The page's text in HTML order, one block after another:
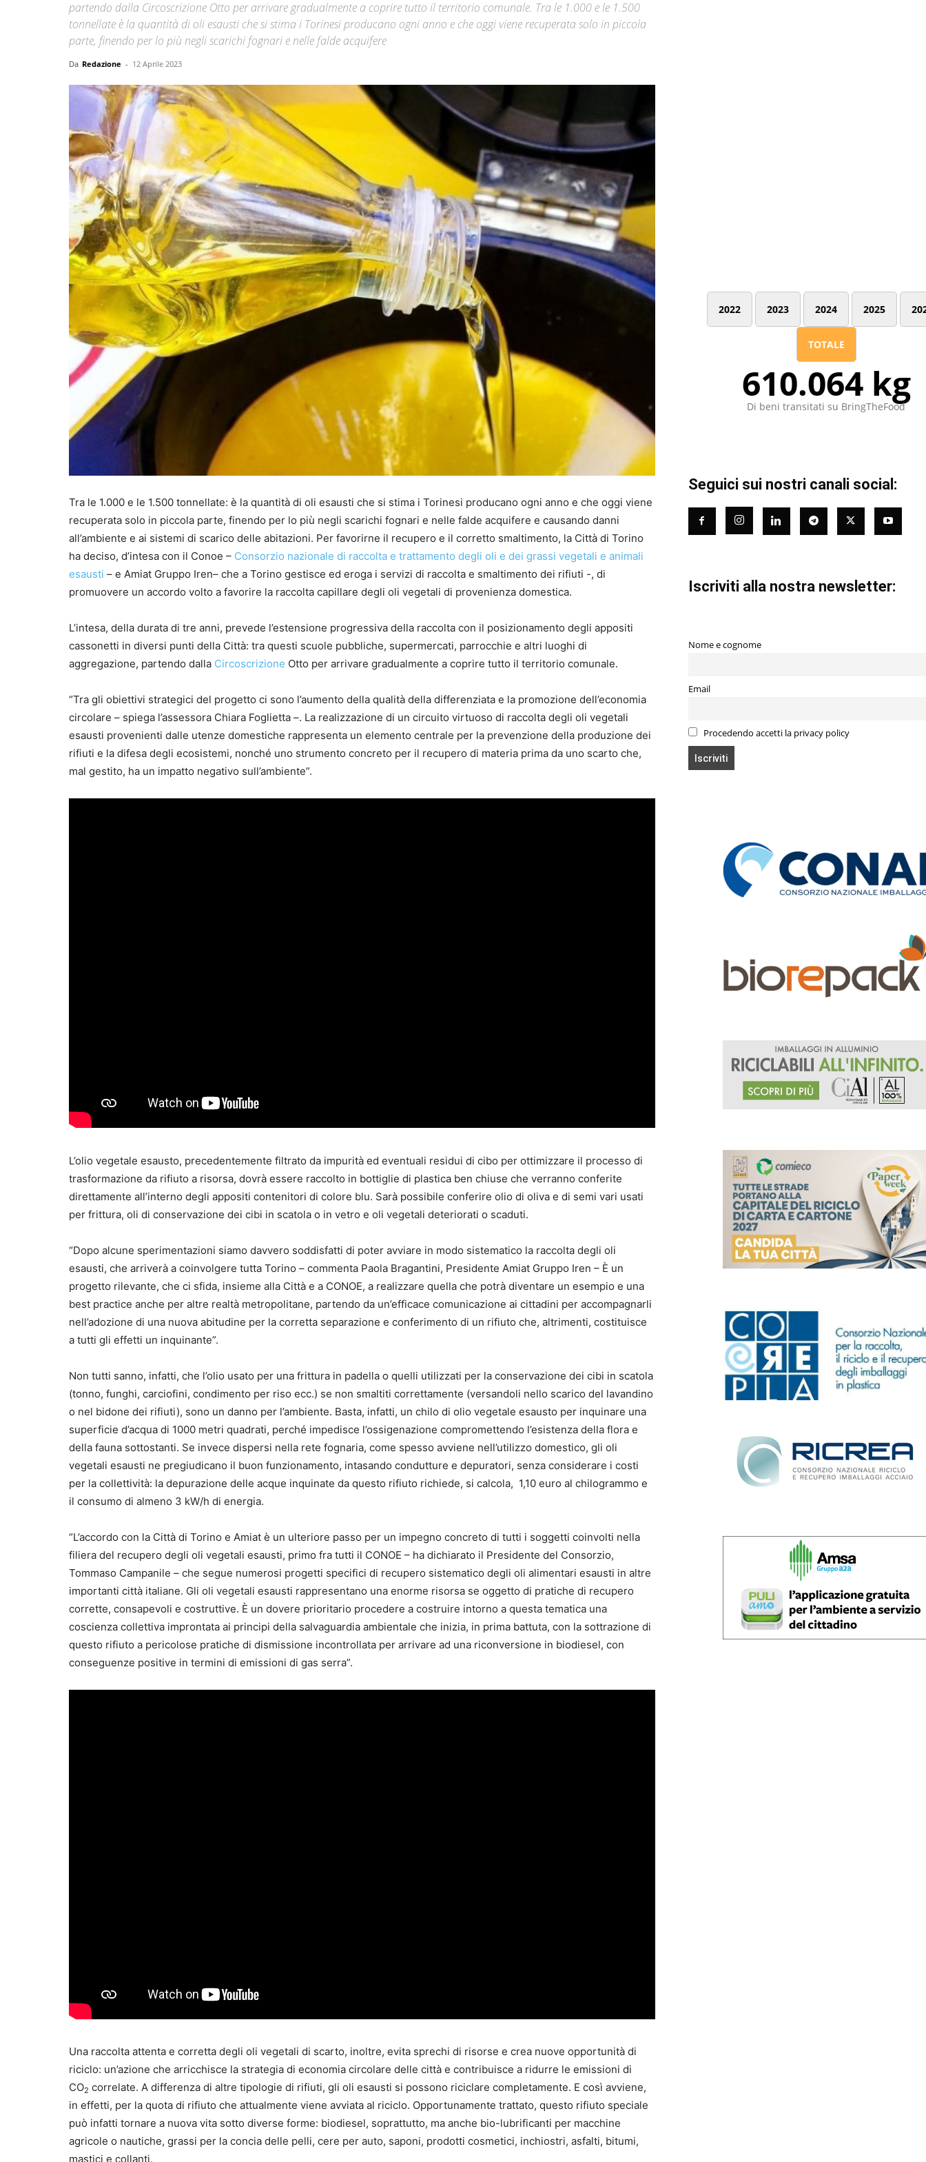
Città
partendo dalla Circoscrizione Otto per arrivare gradualmente a coprire tutto il territorio comunale. Tra le 1.000 e le 1.500
tonnellate è la quantità di oli esausti che si stima i Torinesi producano ogni anno e che oggi viene recuperata solo in piccola
parte, finendo per lo più negli scarichi fognari e nelle falde acquifere
Da Redazione - 12 Aprile 2023
Tra le 1.000 e le 1.500 tonnellate: è la quantità di oli esausti che si stima i Torinesi producano ogni anno e che oggi viene
recuperata solo in piccola parte, finendo per lo più negli scarichi fognari e nelle falde acquifere e causando danni
all’ambiente e ai sistemi di scarico delle abitazioni. Per favorirne il recupero e il corretto smaltimento, la Città di Torino
ha deciso, d’intesa con il Conoe – Consorzio nazionale di raccolta e trattamento degli oli e dei grassi vegetali e animali
esausti – e Amiat Gruppo Iren– che a Torino gestisce ed eroga i servizi di raccolta e smaltimento dei rifiuti -, di
promuovere un accordo volto a favorire la raccolta capillare degli oli vegetali di provenienza domestica.
L’intesa, della durata di tre anni, prevede l’estensione progressiva della raccolta con il posizionamento degli appositi
cassonetti in diversi punti della Città: tra questi scuole pubbliche, supermercati, parrocchie e altri luoghi di
aggregazione, partendo dalla Circoscrizione Otto per arrivare gradualmente a coprire tutto il territorio comunale.
“Tra gli obiettivi strategici del progetto ci sono l’aumento della qualità della differenziata e la promozione dell’economia
circolare – spiega l’assessora Chiara Foglietta –. La realizzazione di un circuito virtuoso di raccolta degli oli vegetali
esausti provenienti dalle utenze domestiche rappresenta un elemento centrale per la prevenzione della produzione dei
rifiuti e la difesa degli ecosistemi, nonché uno strumento concreto per il recupero di materia prima da uno scarto che,
mal gestito, ha un impatto negativo sull’ambiente”.
L’olio vegetale esausto, precedentemente filtrato da impurità ed eventuali residui di cibo per ottimizzare il processo di
trasformazione da rifiuto a risorsa, dovrà essere raccolto in bottiglie di plastica ben chiuse che verranno conferite
direttamente all’interno degli appositi contenitori di colore blu. Sarà possibile conferire olio di oliva e di semi vari usati
per frittura, oli di conservazione dei cibi in scatola o in vetro e oli vegetali deteriorati o scaduti.
“Dopo alcune sperimentazioni siamo davvero soddisfatti di poter avviare in modo sistematico la raccolta degli oli
esausti, che arriverà a coinvolgere tutta Torino – commenta Paola Bragantini, Presidente Amiat Gruppo Iren – È un
progetto rilevante, che ci sfida, insieme alla Città e a CONOE, a realizzare quella che potrà diventare un esempio e una
best practice anche per altre realtà metropolitane, partendo da un’efficace comunicazione ai cittadini per accompagnarli
nell’adozione di una nuova abitudine per la corretta separazione e conferimento di un rifiuto che, altrimenti, costituisce
a tutti gli effetti un inquinante”.
Non tutti sanno, infatti, che l’olio usato per una frittura in padella o quelli utilizzati per la conservazione dei cibi in scatola
(tonno, funghi, carciofini, condimento per riso ecc.) se non smaltiti correttamente (versandoli nello scarico del lavandino
o nel bidone dei rifiuti), sono un danno per l’ambiente. Basta, infatti, un chilo di olio vegetale esausto per inquinare una
superficie d’acqua di 1000 metri quadrati, perché impedisce l’ossigenazione compromettendo l’esistenza della flora e
della fauna sottostanti. Se invece dispersi nella rete fognaria, come spesso avviene nell’utilizzo domestico, gli oli
vegetali esausti ne pregiudicano il buon funzionamento, intasando condutture e depuratori, senza considerare i costi
per la collettività: la depurazione delle acque inquinate da questo rifiuto richiede, si calcola, 1,10 euro al chilogrammo e
il consumo di almeno 3 kW/h di energia.
“L’accordo con la Città di Torino e Amiat è un ulteriore passo per un impegno concreto di tutti i soggetti coinvolti nella
filiera del recupero degli oli vegetali esausti, primo fra tutti il CONOE – ha dichiarato il Presidente del Consorzio,
Tommaso Campanile – che segue numerosi progetti specifici di recupero sistematico degli oli alimentari esausti in altre
importanti città italiane. Gli oli vegetali esausti rappresentano una enorme risorsa se oggetto di pratiche di recupero
corrette, consapevoli e costruttive. È un dovere prioritario procedere a costruire intorno a questa tematica una
coscienza collettiva improntata ai principi della salvaguardia ambientale che inizia, in prima battuta, con la sottrazione di
questo rifiuto a pericolose pratiche di dismissione incontrollata per arrivare ad una riconversione in biodiesel, con
conseguenze positive in termini di emissioni di gas serra”.
Una raccolta attenta e corretta degli oli vegetali di scarto, inoltre, evita sprechi di risorse e crea nuove opportunità di
riciclo: un’azione che arricchisce la strategia di economia circolare delle città e contribuisce a ridurre le emissioni di
CO2 correlate. A differenza di altre tipologie di rifiuti, gli oli esausti si possono riciclare completamente. E così avviene,
in effetti, per la quota di rifiuto che attualmente viene avviata al riciclo. Opportunamente trattato, questo rifiuto speciale
può infatti tornare a nuova vita sotto diverse forme: biodiesel, soprattutto, ma anche bio-lubrificanti per macchine
agricole o nautiche, grassi per la concia delle pelli, cere per auto, saponi, prodotti cosmetici, inchiostri, asfalti, bitumi,
mastici e collanti.
2022 2023 2024 2025
TOTALE
610.064 kg
Di beni transitati su BringTheFood
Seguici sui nostri canali social:
Iscriviti alla nostra newsletter:
Nome e cognome
Email
Procedendo accetti la privacy policy